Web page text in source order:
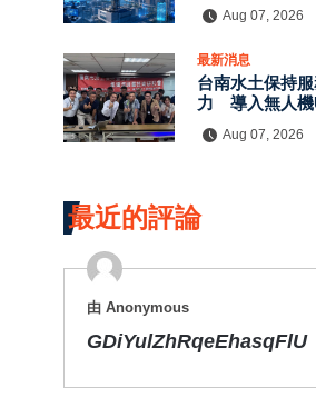
Aug 07, 2026
最新消息
台南水土保持
力 導入無人機
Aug 07, 2026
最近的評論
由 Anonymous
GDiYulZhRqeEhasqFlU